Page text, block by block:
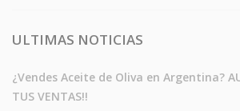
ULTIMAS NOTICIAS
¿Vendes Aceite de Oliva en Argentina?
TUS VENTAS!!